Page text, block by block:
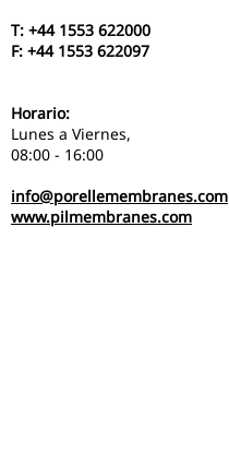
T: +44 1553 622000
F: +44 1553 622097
Horario:
Lunes a Viernes,
08:00 - 16:00
info@porellemembranes.com
www.pilmembranes.com